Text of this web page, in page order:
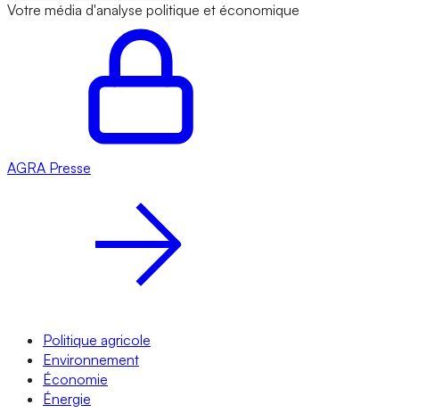
Votre média d'analyse politique et économique
AGRA Presse
Politique agricole
Environnement
Économie
Énergie